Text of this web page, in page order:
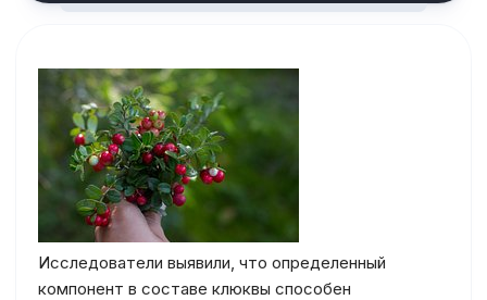
Исследователи выявили, что определенный
компонент в составе клюквы способен